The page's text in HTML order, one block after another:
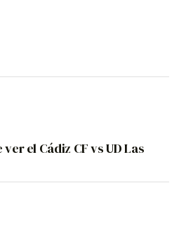
el Cádiz CF vs UD Las